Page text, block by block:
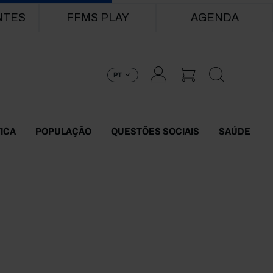
FFMS PLAY AGENDA
PT
POPULAÇÃO QUESTÕES SOCIAIS SAÚDE